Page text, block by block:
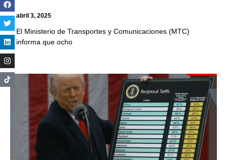
abril 3, 2025
El Ministerio de Transportes y Comunicaciones (MTC)
informa que ocho